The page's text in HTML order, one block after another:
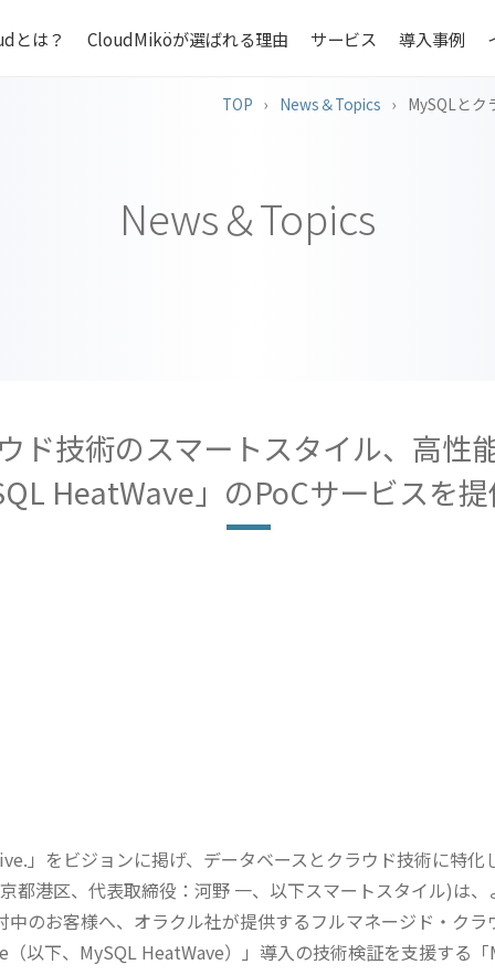
とは？ CloudMiköが選ばれる理由 サービス 導入事例
News＆Topics
TOP › News＆Topics › MySQLとク
ド技術のスマートスタイル、高性
HeatWave」のPoCサービスを
」をビジョンに掲げ、データベースとクラウド技術に特化
都港区、代表取締役：河野 一、以下スマートスタイル)は
中のお客様へ、オラクル社が提供するフルマネージド・ク
以下、MySQL HeatWave）」導入の技術検証を支援する